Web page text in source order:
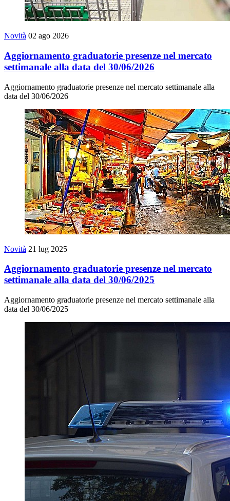
Novità 02 ago 2026
Aggiornamento graduatorie presenze nel mercato
settimanale alla data del 30/06/2026
Aggiornamento graduatorie presenze nel mercato settimanale alla
data del 30/06/2026
Novità 21 lug 2025
Aggiornamento graduatorie presenze nel mercato
settimanale alla data del 30/06/2025
Aggiornamento graduatorie presenze nel mercato settimanale alla
data del 30/06/2025